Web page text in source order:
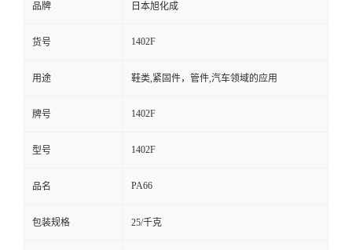
品牌 日本旭化成
货号 1402F
用途 鞋类,紧固件，管件,汽车领域的应用
牌号 1402F
型号 1402F
品名 PA66
包装规格 25/千克